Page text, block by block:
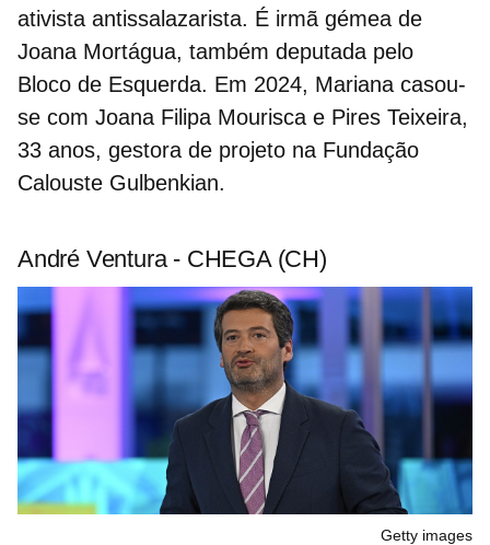
ativista antissalazarista. É irmã gémea de
Joana Mortágua, também deputada pelo
Bloco de Esquerda. Em 2024, Mariana casou-
se com Joana Filipa Mourisca e Pires Teixeira,
33 anos, gestora de projeto na Fundação
Calouste Gulbenkian.
André Ventura - CHEGA (CH)
Getty images